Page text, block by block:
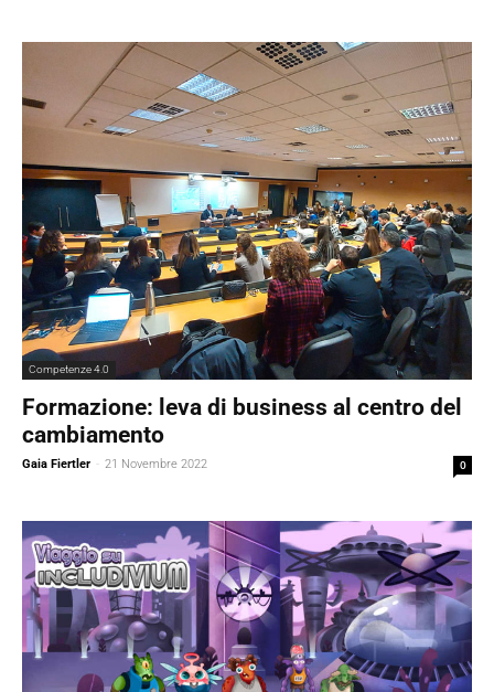
Competenze 4.0
Formazione: leva di business al centro del
cambiamento
Gaia Fiertler - 21 Novembre 2022 0